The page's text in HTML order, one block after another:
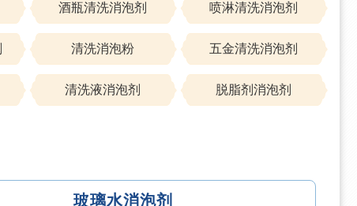
酒瓶清洗消泡剂 喷淋清洗消泡剂
清洗消泡粉 五金清洗消泡剂
清洗液消泡剂 脱脂剂消泡剂
玻璃水消泡剂